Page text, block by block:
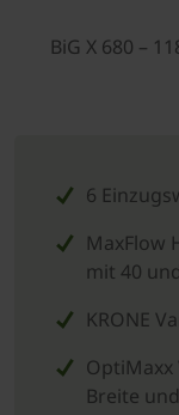
BiG X 680 –
6
MaxFlow
mit 40
­KRONE
OptiMaxx
Breite